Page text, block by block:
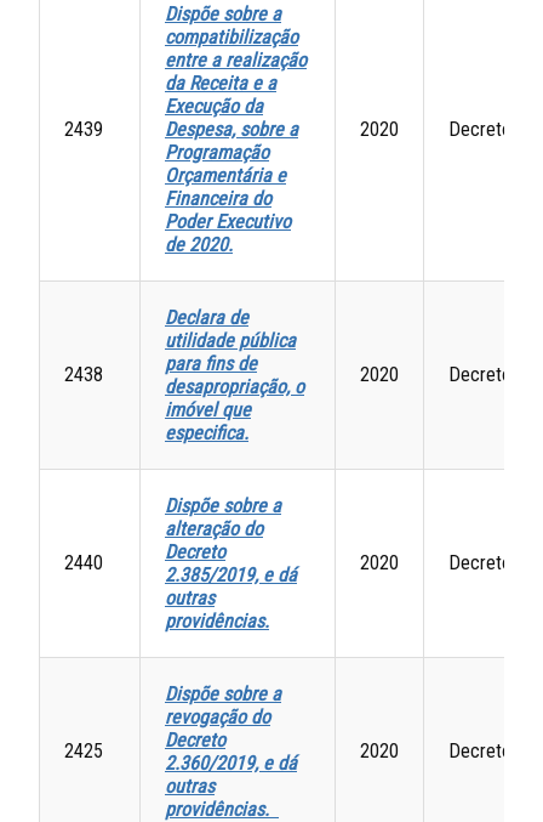
2439
Dispõe sobre a
compatibilização
entre a realização
da Receita e a
Execução da
Despesa, sobre a
Programação
Orçamentária e
Financeira do
Poder Executivo
de 2020.
2020 Decretos
2438
Declara de
utilidade pública
para fins de
desapropriação, o
imóvel que
especifica.
2020 Decretos
2440
Dispõe sobre a
alteração do
Decreto
2.385/2019, e dá
outras
providências.
2020 Decretos
2425
Dispõe sobre a
revogação do
Decreto
2.360/2019, e dá
outras
providências.
2020 Decretos